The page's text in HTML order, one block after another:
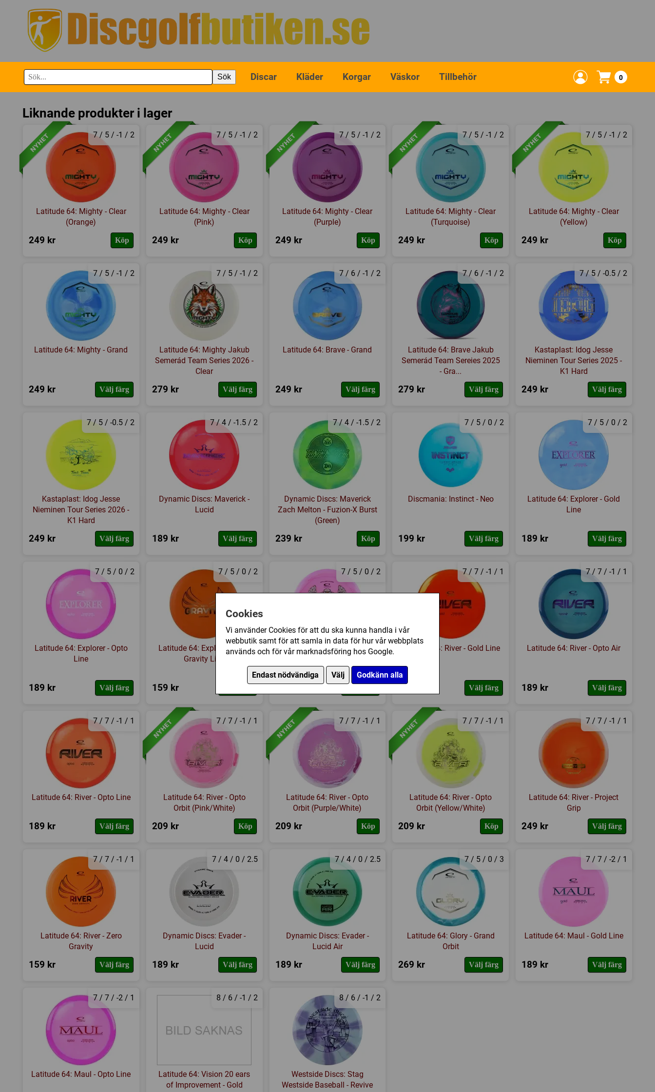
Cookies
Vi använder Cookies för att du ska kunna handla i vår
webbutik samt för att samla in data för hur vår webbplats
används och för vår marknadsföring hos Google.
Endast nödvändiga Välj Godkänn alla
Sök Discar Kläder Korgar Väskor Tillbehör 0
Liknande produkter i lager
7 / 5 / -1 / 2
Latitude 64: Mighty - Clear
(Orange)
249 kr Köp
7 / 5 / -1 / 2
Latitude 64: Mighty - Clear
(Pink)
249 kr Köp
7 / 5 / -1 / 2
Latitude 64: Mighty - Clear
(Purple)
249 kr Köp
7 / 5 / -1 / 2
Latitude 64: Mighty - Clear
(Turquoise)
249 kr Köp
7 / 5 / -1 / 2
Latitude 64: Mighty - Clear
(Yellow)
249 kr Köp
7 / 5 / -1 / 2
Latitude 64: Mighty - Grand
249 kr Välj färg
7 / 5 / -1 / 2
Latitude 64: Mighty Jakub
Semerád Team Series 2026 -
Clear
279 kr Välj färg
7 / 6 / -1 / 2
Latitude 64: Brave - Grand
249 kr Välj färg
7 / 6 / -1 / 2
Latitude 64: Brave Jakub
Semerád Team Sereies 2025
- Gra...
279 kr Välj färg
7 / 5 / -0.5 / 2
Kastaplast: Idog Jesse
Nieminen Tour Series 2025 -
K1 Hard
249 kr Välj färg
7 / 5 / -0.5 / 2
Kastaplast: Idog Jesse
Nieminen Tour Series 2026 -
K1 Hard
249 kr Välj färg
7 / 4 / -1.5 / 2
Dynamic Discs: Maverick -
Lucid
189 kr Välj färg
7 / 4 / -1.5 / 2
Dynamic Discs: Maverick
Zach Melton - Fuzion-X Burst
(Green)
239 kr Köp
7 / 5 / 0 / 2
Discmania: Instinct - Neo
199 kr Välj färg
7 / 5 / 0 / 2
Latitude 64: Explorer - Gold
Line
189 kr Välj färg
7 / 5 / 0 / 2
Latitude 64: Explorer - Opto
Line
189 kr Välj färg
7 / 5 / 0 / 2
Latitude 64: Explorer - Zero
Gravity Line
159 kr
7 / 5 / 0 / 2
Latitude 64: Explorer Isaac
Robinson Team Series 2026
- O...
249 kr
7 / 7 / -1 / 1
Latitude 64: River - Gold Line
189 kr Välj färg
7 / 7 / -1 / 1
Latitude 64: River - Opto Air
189 kr Välj färg
7 / 7 / -1 / 1
Latitude 64: River - Opto Line
189 kr Välj färg
7 / 7 / -1 / 1
Latitude 64: River - Opto
Orbit (Pink/White)
209 kr Köp
7 / 7 / -1 / 1
Latitude 64: River - Opto
Orbit (Purple/White)
209 kr Köp
7 / 7 / -1 / 1
Latitude 64: River - Opto
Orbit (Yellow/White)
209 kr Köp
7 / 7 / -1 / 1
Latitude 64: River - Project
Grip
249 kr Välj färg
7 / 7 / -1 / 1
Latitude 64: River - Zero
Gravity
159 kr Välj färg
7 / 4 / 0 / 2.5
Dynamic Discs: Evader -
Lucid
189 kr Välj färg
7 / 4 / 0 / 2.5
Dynamic Discs: Evader -
Lucid Air
189 kr Välj färg
7 / 5 / 0 / 3
Latitude 64: Glory - Grand
Orbit
269 kr Välj färg
7 / 7 / -2 / 1
Latitude 64: Maul - Gold Line
189 kr Välj färg
7 / 7 / -2 / 1
Latitude 64: Maul - Opto Line
8 / 6 / -1 / 2
Latitude 64: Vision 20 ears
of Improvement - Gold
8 / 6 / -1 / 2
Westside Discs: Stag
Westside Baseball - Revive